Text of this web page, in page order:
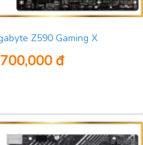
Z590 Gaming X
đ